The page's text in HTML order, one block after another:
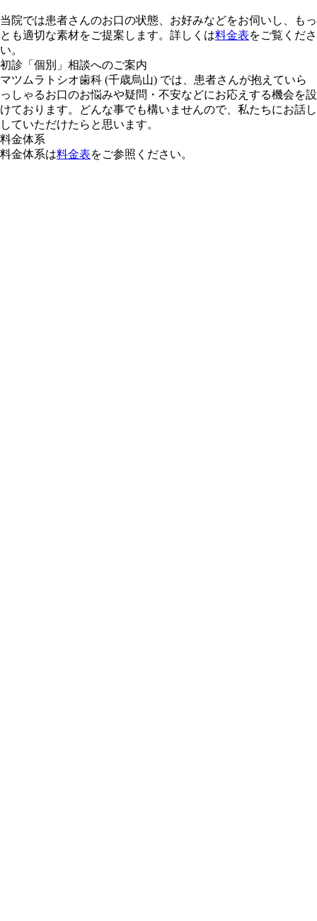
当院では患者さんのお口の状態、お好みなどをお伺いし、もっ
とも適切な素材をご提案します。詳しくは料金表をご覧くださ
い。
初診「個別」相談へのご案内
マツムラトシオ歯科 (千歳烏山) では、患者さんが抱えていら
っしゃるお口のお悩みや疑問・不安などにお応えする機会を設
けております。どんな事でも構いませんので、私たちにお話し
していただけたらと思います。
料金体系
料金体系は料金表をご参照ください。